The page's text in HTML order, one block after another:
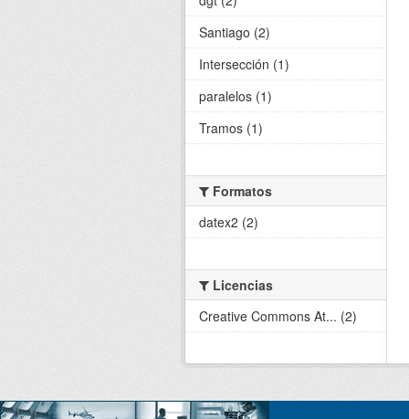
Santiago (2)
Intersección (1)
paralelos (1)
Tramos (1)
Formatos
datex2 (2)
Licencias
Creative Commons At... (2)